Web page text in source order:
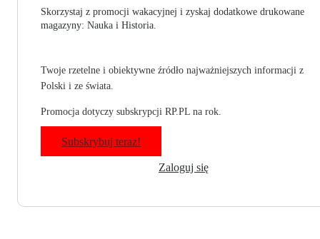
Skorzystaj z promocji wakacyjnej i zyskaj dodatkowe drukowane
magazyny: Nauka i Historia.
Twoje rzetelne i obiektywne źródło najważniejszych informacji z
Polski i ze świata.
Promocja dotyczy subskrypcji RP.PL na rok.
Subskrybuj teraz!
Zaloguj się